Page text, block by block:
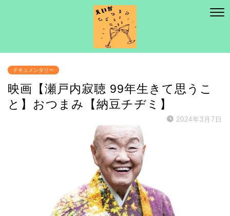
ドキュメンタリー
映画【瀬戸内寂聴 99年生きて思うこ
と】おつまみ【納豆チヂミ】
2024年3月7日